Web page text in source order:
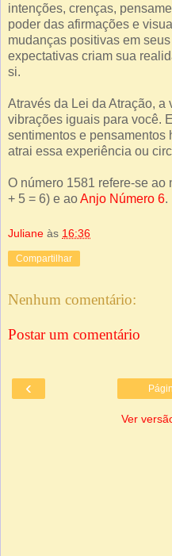
intenções, crenças,
poder das afirmações e
mudanças positivas em
expectativas criam sua
si.
Através da Lei da Atração,
vibrações iguais para você.
sentimentos e
atrai essa experiência ou
O número 1581 refere-se ao
+ 5 = 6) e aoAnjo Número 6.
Juliane às 16:36
Compartilhar
Nenhum comentário:
Postar um comentário
‹
Ver